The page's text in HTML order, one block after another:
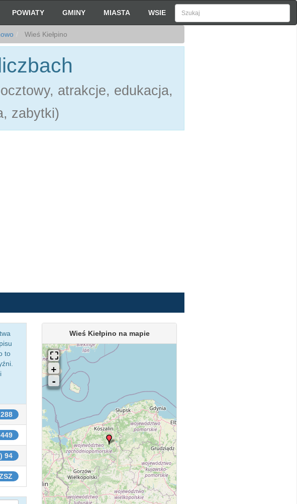
POWIATY GMINY MIASTA WSIE
Wieś Kiełpino
atrakcje, edukacja,
zabytki)
to
288
94
Wieś Kiełpino na mapie